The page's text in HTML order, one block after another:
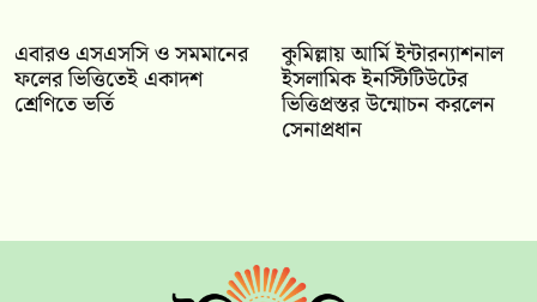
‎এবারও এসএসসি ও সমমানের
ফলের ভিত্তিতেই একাদশ
শ্রেণিতে ভর্তি
কুমিল্লায় আর্মি ইন্টারন্যাশনাল
ইসলামিক ইনস্টিটিউটের
ভিত্তিপ্রস্তর উন্মোচন করলেন
সেনাপ্রধান